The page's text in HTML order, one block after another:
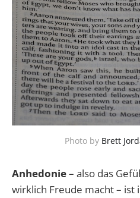
Photo by Brett
Anhedonie– also das
wirklich Freude macht – ist